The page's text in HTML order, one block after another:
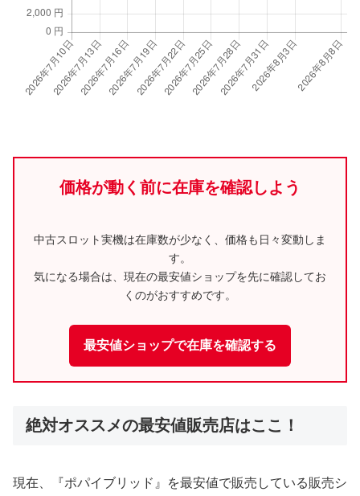
価格が動く前に在庫を確認しよう
中古スロット実機は在庫数が少なく、価格も日々変動しま
す。
気になる場合は、現在の最安値ショップを先に確認してお
くのがおすすめです。
最安値ショップで在庫を確認する
絶対オススメの最安値販売店はここ！
現在、『ポパイブリッド』を最安値で販売している販売シ